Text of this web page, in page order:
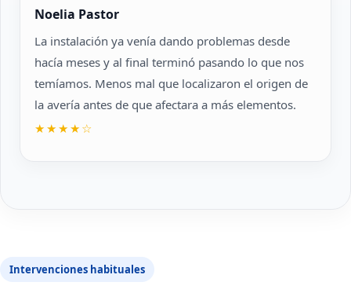
Noelia Pastor
La instalación ya venía dando problemas desde
hacía meses y al final terminó pasando lo que nos
temíamos. Menos mal que localizaron el origen de
la avería antes de que afectara a más elementos.
★★★★☆
Intervenciones habituales